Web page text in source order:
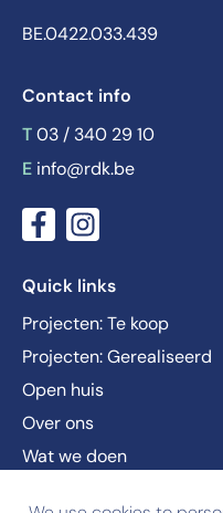
BE.0422.033.439
Contact info
T 03 / 340 29 10
E info@rdk.be
Quick links
Projecten: Te koop
Projecten: Gerealiseerd
Open huis
Over ons
Wat we doen